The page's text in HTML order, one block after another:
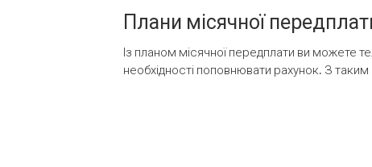
Плани місячної
Із планом місячної передплати ви можете
необхідності поповнювати рахунок. З